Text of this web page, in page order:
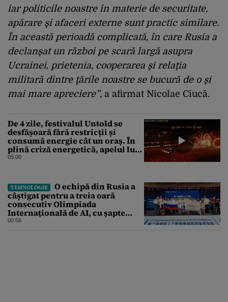
iar politicile noastre în materie de securitate,
apărare şi afaceri externe sunt practic similare.
În această perioadă complicată, în care Rusia a
declanşat un război pe scară largă asupra
Ucrainei, prietenia, cooperarea şi relaţia
militară dintre ţările noastre se bucură de o şi
mai mare apreciere”, a afirmat Nicolae Ciucă.
De 4 zile, festivalul Untold se
desfășoară fără restricții și
consumă energie cât un oraș. În
plină criză energetică, apelul lui
Bolojan de economisire a
partid, Emil Boc
05:00
TEHNOLOGIE
O echipă din Rusia a
câștigat pentru a treia oară
consecutiv Olimpiada
Internațională de AI, cu șapte
medalii din aur și una de bronz
00:56